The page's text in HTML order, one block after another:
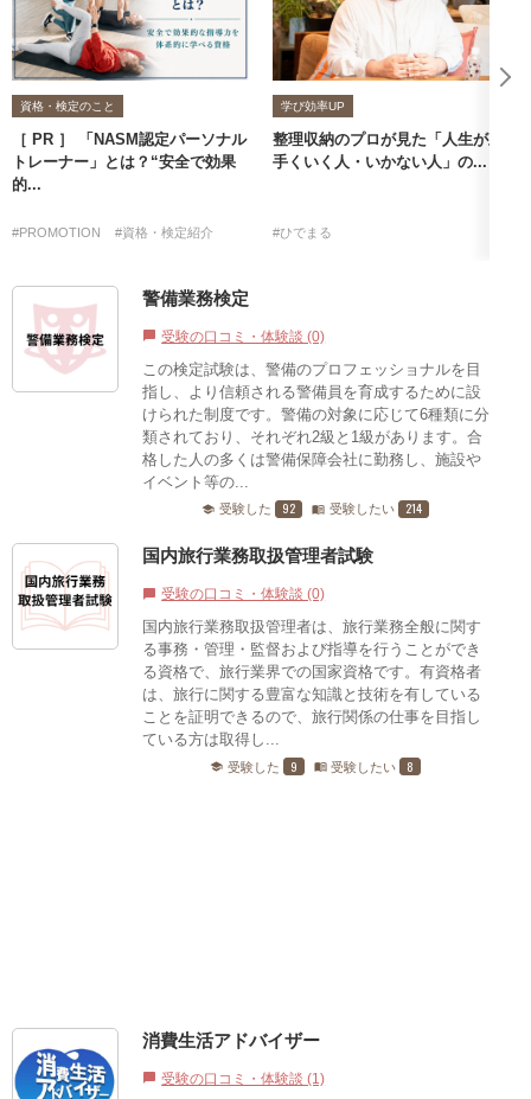
資格・検定のこと
［ PR ］ 「NASM認定パーソナル
トレーナー」とは？“安全で効果
的...
#PROMOTION #資格・検定紹介
学び効率UP
整理収納のプロが見た「人生が上
手くいく人・いかない人」の...
#ひでまる
警備業務検定
chat_bubble 受験の口コミ・体験談 (0)
この検定試験は、警備のプロフェッショナルを目
指し、より信頼される警備員を育成するために設
けられた制度です。警備の対象に応じて6種類に分
類されており、それぞれ2級と1級があります。合
格した人の多くは警備保障会社に勤務し、施設や
イベント等の...
school 受験した 92 menu_book 受験したい 214
国内旅行業務取扱管理者試験
chat_bubble 受験の口コミ・体験談 (0)
国内旅行業務取扱管理者は、旅行業務全般に関す
る事務・管理・監督および指導を行うことができ
る資格で、旅行業界での国家資格です。有資格者
は、旅行に関する豊富な知識と技術を有している
ことを証明できるので、旅行関係の仕事を目指し
ている方は取得し...
school 受験した 9 menu_book 受験したい 8
消費生活アドバイザー
chat_bubble 受験の口コミ・体験談 (1)